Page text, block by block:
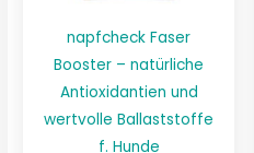
napfcheck Faser
Booster – natürliche
Antioxidantien und
wertvolle Ballaststoffe
f. Hunde